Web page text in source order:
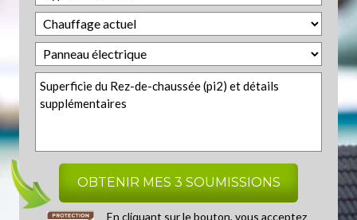
En cliquant sur le bouton, vous acceptez